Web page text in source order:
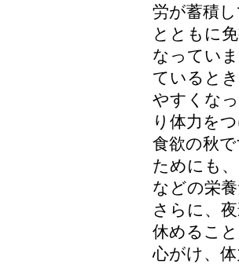
労が蓄積
とともに
なってい
ていると
やすくな
り体力を
食欲の秋
ためにも
などの栄
さらに、
休めるこ
心がけ、